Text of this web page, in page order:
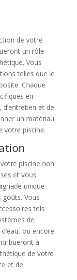
de votre
un rôle
Vous
telles que le
Chaque
en
et de
un matériau
votre piscine.
piscine non
et vous
unique
Vous
tels
de
ou encore
à
de votre
et de